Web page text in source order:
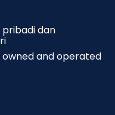
dan
and operated